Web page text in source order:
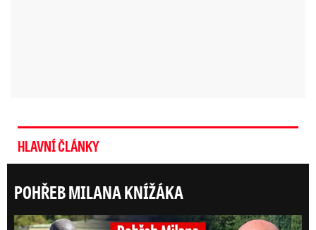
HLAVNÍ ČLÁNKY
POHŘEB MILANA KNÍŽÁKA